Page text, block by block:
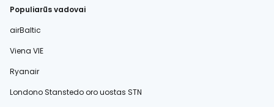
Populiarūs vadovai
airBaltic
Viena VIE
Ryanair
Londono Stanstedo oro uostas STN